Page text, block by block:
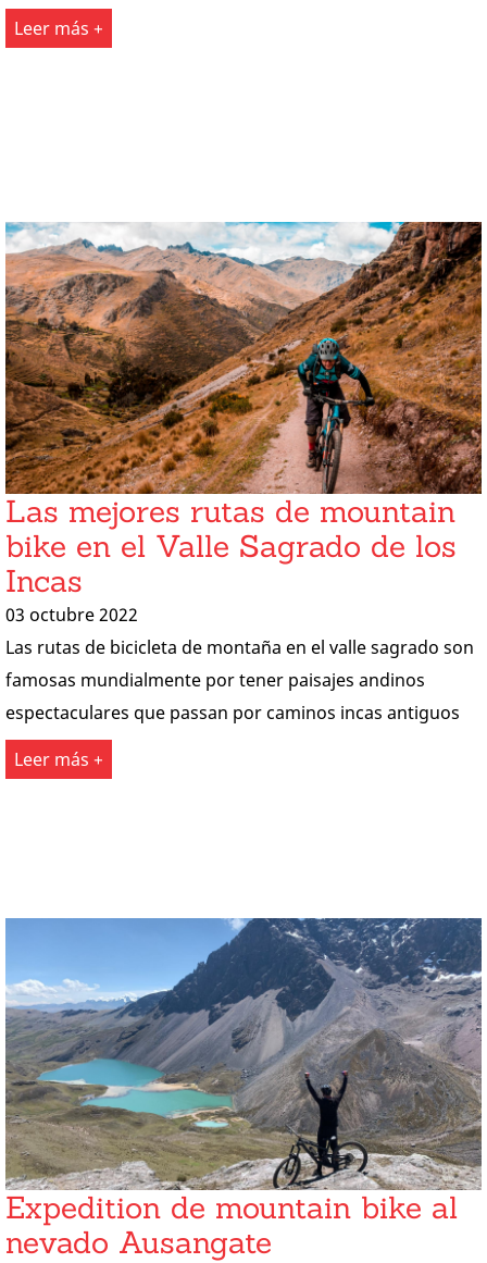
Leer más +
Las mejores rutas de mountain
bike en el Valle Sagrado de los
Incas
03 octubre 2022
Las rutas de bicicleta de montaña en el valle sagrado son
famosas mundialmente por tener paisajes andinos
espectaculares que passan por caminos incas antiguos
Leer más +
Expedition de mountain bike al
nevado Ausangate